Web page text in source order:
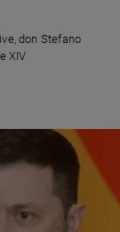
don Stefano
XIV